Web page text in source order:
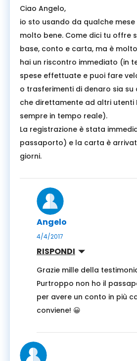
Ciao Angelo,
io sto usando da qualche mese
molto bene. Come dici tu offre
base, conto e carta, ma è
hai un riscontro immediato (in
spese effettuate e puoi fare
o trasferimenti di denaro sia su
che direttamente ad altri utenti
sempre in tempo reale).
La registrazione è stata
passaporto) e la carta è
giorni.
Angelo
4/4/2017
RISPONDI
Grazie mille della
Purtroppo non ho il
per avere un conto in più
conviene! 😀